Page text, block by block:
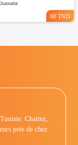
60 TND
Chattez,
prés de chez